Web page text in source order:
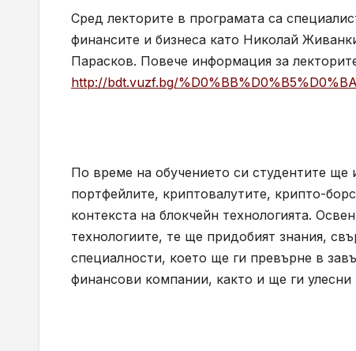
Сред лекторите в програмата са
финансите и бизнеса като Николай
Парасков. Повече информация за
http://bdt.vuzf.bg/
По време на обучението си студентите ще
портфейлите, криптовалутите, крипто-
контекста на блокчейн технологията.
технологиите, те ще придобият знания,
специалности, което ще ги превърне в
финансови компании, както и ще ги улесни